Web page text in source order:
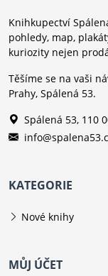
Knihkupectví
pohledy, map,
kuriozity nejen
Těšíme se na vaši
Prahy, Spálená 53.
Spálená 53, 110
KATEGORIE
Nové knihy
MŮJ ÚČET